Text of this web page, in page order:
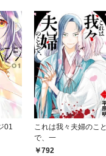
01
これは我々夫婦のこと
で、一
792